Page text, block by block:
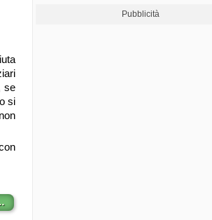
se
si
Pubblicità